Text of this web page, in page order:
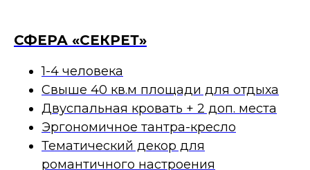
СФЕРА «СЕКРЕТ»
1-4 человека
Свыше 40 кв.м площади для отдыха
Двуспальная кровать + 2 доп. места
Эргономичное тантра-кресло
Тематический декор для
романтичного настроения